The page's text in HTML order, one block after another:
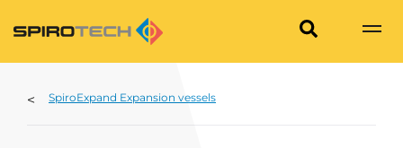
SpiroExpand Expansion vessels